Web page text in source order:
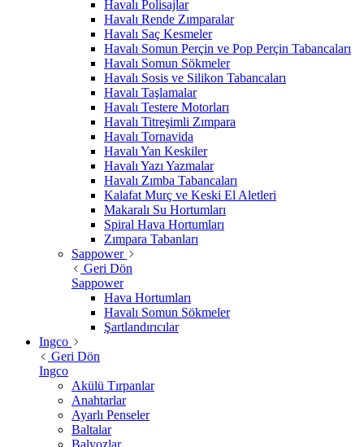
Havalı Polisajlar
Havalı Rende Zımparalar
Havalı Saç Kesmeler
Havalı Somun Perçin ve Pop Perçin Tabancaları
Havalı Somun Sökmeler
Havalı Sosis ve Silikon Tabancaları
Havalı Taşlamalar
Havalı Testere Motorları
Havalı Titreşimli Zımpara
Havalı Tornavida
Havalı Yan Keskiler
Havalı Yazı Yazmalar
Havalı Zımba Tabancaları
Kalafat Murç ve Keski El Aletleri
Makaralı Su Hortumları
Spiral Hava Hortumları
Zımpara Tabanları
Sappower
Geri Dön
Sappower
Hava Hortumları
Havalı Somun Sökmeler
Şartlandırıcılar
Ingco
Geri Dön
Ingco
Akülü Tırpanlar
Anahtarlar
Ayarlı Penseler
Baltalar
Balyozlar